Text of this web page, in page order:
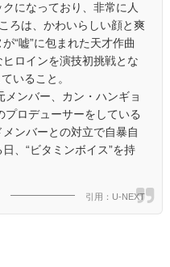
になっており、非常に人
ろは、かわいらしい顔と爽
“嘘”に包まれた天才作曲
ロインを演技初挑戦とな
いること。
メンバー、カン・ハンギョ
プロデューサーをしている
ンバーとの対立で自暴自
、“ビタミンボイス”を持
引用：U-NEXT